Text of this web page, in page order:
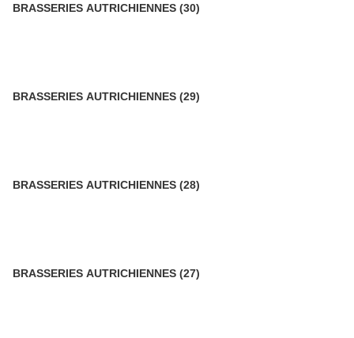
BRASSERIES AUTRICHIENNES (30)
BRASSERIES AUTRICHIENNES (29)
BRASSERIES AUTRICHIENNES (28)
BRASSERIES AUTRICHIENNES (27)